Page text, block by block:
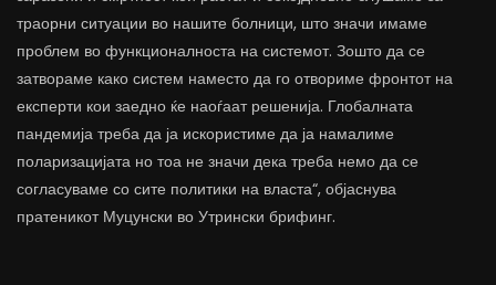
траорни ситуации во нашите болници, што значи имаме
проблем во функционалноста на системот. Зошто да се
затвораме како систем наместо да го отвориме фронтот на
експерти кои заедно ќе наоѓаат решенија. Глобалната
пандемија треба да ја искористиме да ја намалиме
поларизацијата но тоа не значи дека треба немо да се
согласуваме со сите политики на власта“, објаснува
пратеникот Муцунски во Утрински брифинг.